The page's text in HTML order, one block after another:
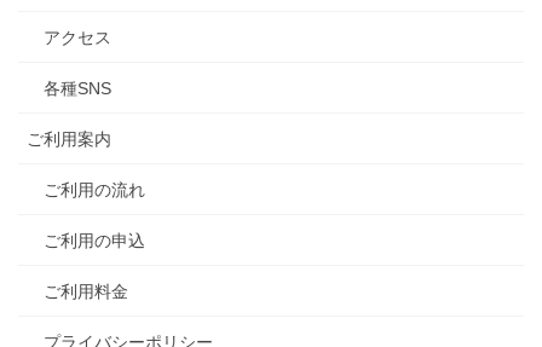
アクセス
各種SNS
ご利用案内
ご利用の流れ
ご利用の申込
ご利用料金
プライバシーポリシー